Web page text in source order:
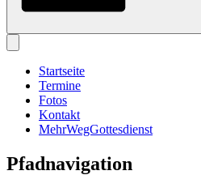
Startseite
Termine
Fotos
Kontakt
MehrWegGottesdienst
Pfadnavigation